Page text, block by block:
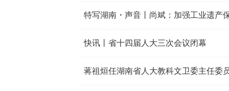
特写湖南・声音丨尚斌：加强工业遗产
快讯丨省十四届人大三次会议闭幕
蒋祖烜任湖南省人大教科文卫委主任委